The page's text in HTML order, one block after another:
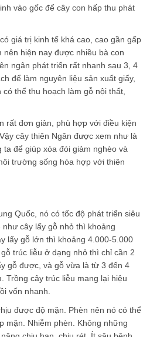
vào gốc để cây con hấp thu phát
giá trị kinh tế khá cao, cao gần gấp
nên hiện nay được nhiều bà con
ngân phát triển rất nhanh sau 3, 4
để làm nguyên liệu sản xuất giấy,
thể thu hoạch làm gỗ nội thất,
rất đơn giản, phù hợp với điều kiện
cây thiên Ngân được xem như là
để giúp xóa đói giảm nghèo và
trường sống hòa hợp với thiên
Quốc, nó có tốc độ phát triển siêu
cây lấy gỗ nhỏ thì khoảng
lấy gỗ lớn thì khoảng 4.000-5.000
trúc liễu ở dạng nhỏ thì chỉ cần 2
gỗ được, và gỗ vừa là từ 3 đến 4
Trồng cây trúc liễu mang lại hiệu
vốn nhanh.
được độ mặn. Phèn nên nó có thể
mặn. Nhiễm phèn. Không những